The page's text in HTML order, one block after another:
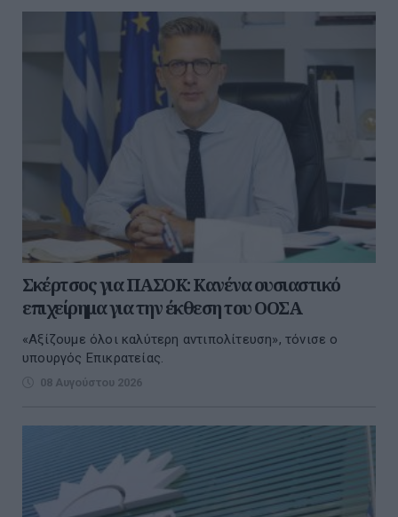
Σκέρτσος για ΠΑΣΟΚ: Κανένα ουσιαστικό
επιχείρημα για την έκθεση του ΟΟΣΑ
«Αξίζουμε όλοι καλύτερη αντιπολίτευση», τόνισε ο
υπουργός Επικρατείας.
08 Αυγούστου 2026